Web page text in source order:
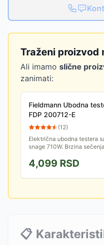
Traženi proizvod
Ali imamo slične
zanimati:
Fieldmann Ubodna
FDP 200712-E
(12)
Električna ubodna testera
snage 710W. Brzina
Ergonomski rukohvat
4,099 RSD
📋